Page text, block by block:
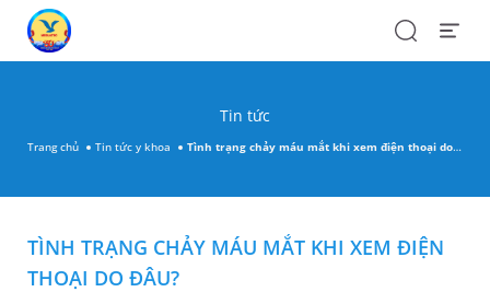
SearchOpen
Tin tức
Trang chủ Tin tức y khoa Tình trạng chảy máu mắt khi xem điện thoại do đâu?
TÌNH TRẠNG CHẢY MÁU MẮT KHI XEM ĐIỆN
THOẠI DO ĐÂU?